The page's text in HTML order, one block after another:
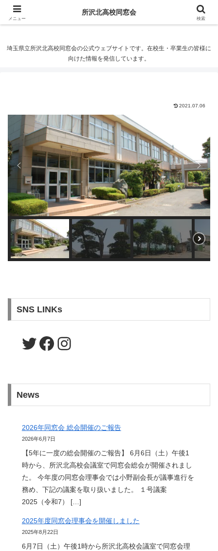
所沢北高校同窓会
埼玉県立所沢北高校同窓会の公式ウェブサイトです。在校生・卒業生の皆様に
向けた情報を発信しています。
2021.07.06
SNS LINKs
Twitter
Facebook
Instagram
News
2026年同窓会 総会開催のご報告
2026年6月7日
【5年に一度の総会開催のご報告】 6月6日（土）午後1
時から、所沢北高校会議室で同窓会総会が開催されまし
た。 今年度の同窓会理事会では小野副会長が議事進行を
務め、下記の議案を取り扱いました。 １号議案
2025（令和7） […]
2025年度同窓会理事会を開催しました
2025年8月22日
6月7日（土）午後1時から所沢北高校会議室で同窓会理
メニュー
所沢北高校同窓会
検索